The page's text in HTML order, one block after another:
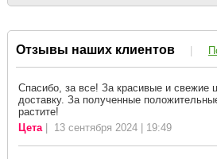
Отзывы наших клиентов |
Спасибо, за все! За красивые и свежие
доставку. За полученные
растите!
Цета| 13 сентября 2024 | 19:49